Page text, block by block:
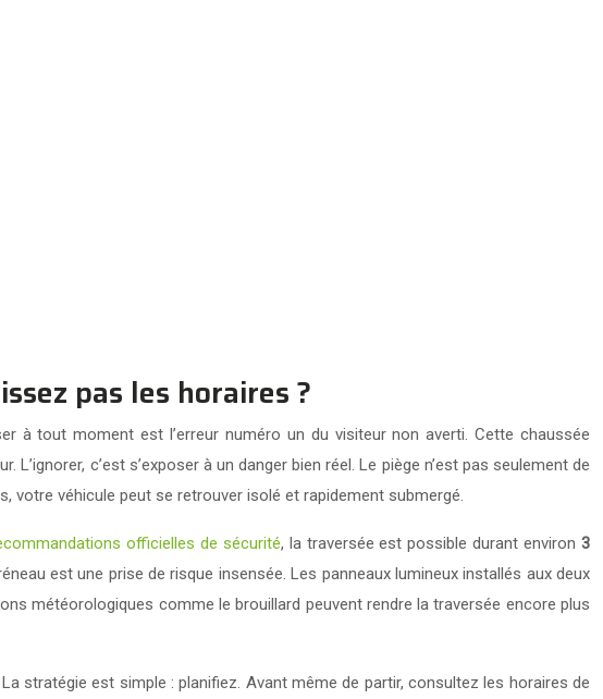
pas les horaires ?
à tout moment est l’erreur numéro un du visiteur non averti. Cette chaussée
c’est s’exposer à un danger bien réel. Le piège n’est pas seulement de
votre véhicule peut se retrouver isolé et rapidement submergé.
officielles de sécurité, la traversée est possible durant environ3
est une prise de risque insensée. Les panneaux lumineux installés aux deux
météorologiques comme le brouillard peuvent rendre la traversée encore plus
stratégie est simple : planifiez. Avant même de partir, consultez les horaires de